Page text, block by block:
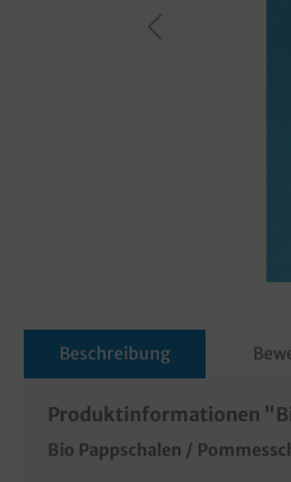
Beschreibung
Produktinformationen
Bio Pappschalen /